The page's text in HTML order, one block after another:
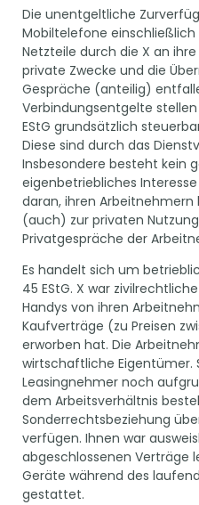
Die unentgeltliche
Mobiltelefone
Netzteile durch die X an
private Zwecke und die
Gespräche (anteilig)
Verbindungsentgelte stellen
EStG grundsätzlich
Diese sind durch das
Insbesondere besteht kein
eigenbetriebliches
daran, ihren
(auch) zur privaten
Privatgespräche der
Es handelt sich um
45 EStG. X war
Handys von ihren
Kaufverträge (zu Preisen
erworben hat. Die
wirtschaftliche Eigentümer.
Leasingnehmer noch
dem Arbeitsverhältnis
Sonderrechtsbeziehung
verfügen. Ihnen war
abgeschlossenen Verträge
Geräte während des
gestattet.